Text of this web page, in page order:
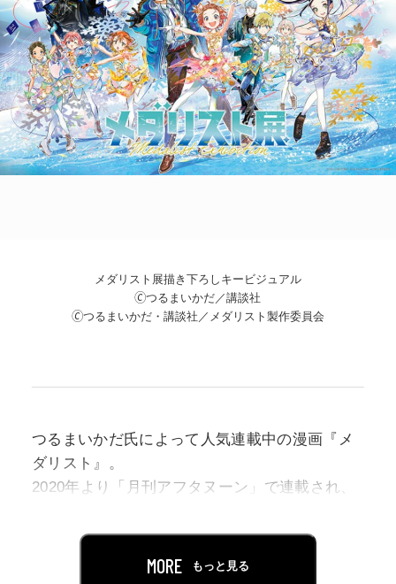
POLICY COMPANY
メダリスト展描き下ろしキービジュアル
🄫つるまいかだ／講談社
🄫つるまいかだ・講談社／メダリスト製作委員会
つるまいかだ氏によって人気連載中の漫画『メ
ダリスト』。
2020年より「月刊アフタヌーン」で連載され、
1位を受賞するなど、数々の賞を受賞している今
話題のコミックスです。2025年1月からはTVア
MORE もっと見る